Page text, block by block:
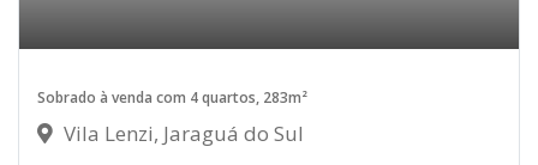
Sobrado à venda com 4 quartos, 283m²
Vila Lenzi, Jaraguá do Sul